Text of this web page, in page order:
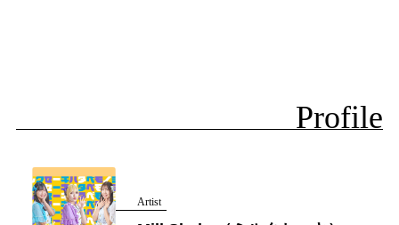
Profile
Artist